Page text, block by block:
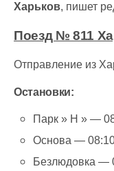
Харьков, пишет
Поезд № 811
Отправление из
Остановки:
Парк » Н » —
Основа —
Безлюдовка —